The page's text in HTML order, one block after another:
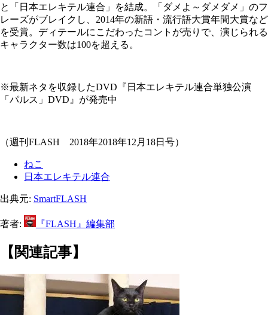
と「日本エレキテル連合」を結成。「ダメよ～ダメダメ」のフ
レーズがブレイクし、2014年の新語・流行語大賞年間大賞など
を受賞。ディテールにこだわったコントが売りで、演じられる
キャラクター数は100を超える。
※最新ネタを収録したDVD『日本エレキテル連合単独公演
「パルス」DVD』が発売中
（週刊FLASH 2018年2018年12月18日号）
ねこ
日本エレキテル連合
出典元: SmartFLASH
著者: 『FLASH』編集部
【関連記事】